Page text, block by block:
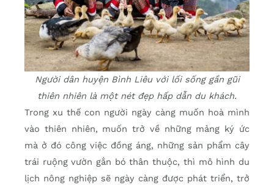
Người dân huyện Bình Liêu với lối sống gần gũi
thiên nhiên là một nét đẹp hấp dẫn du khách.
Trong xu thế con người ngày càng muốn hoà mình
vào thiên nhiên, muốn trở về những mảng ký ức
mà ở đó công việc đồng áng, những sản phẩm cây
trái ruộng vườn gắn bó thân thuộc, thì mô hình du
lịch nông nghiệp sẽ ngày càng được phát triển, trở